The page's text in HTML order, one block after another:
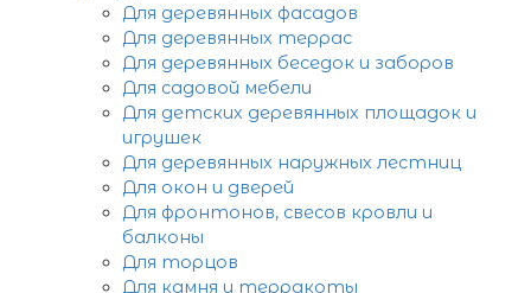
Для деревянных фасадов
Для деревянных террас
Для деревянных беседок и заборов
Для садовой мебели
Для детских деревянных площадок и
игрушек
Для деревянных наружных лестниц
Для окон и дверей
Для фронтонов, свесов кровли и
балконы
Для торцов
Для камня и терракоты